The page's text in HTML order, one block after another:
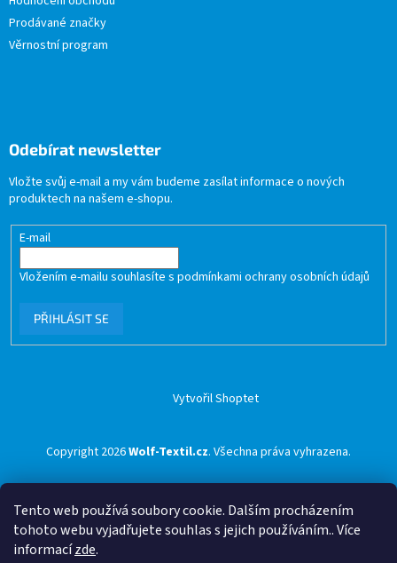
Tento web používá soubory cookie. Dalším procházením
tohoto webu vyjadřujete souhlas s jejich používáním.. Více
informacízde.
Prodávané značky
Věrnostní program
Odebírat newsletter
Vložte svůj e-mail a my vám budeme zasílat informace o nových
produktech na našem e-shopu.
E-mail
Vložením e-mailu souhlasíte s podmínkami ochrany osobních údajů
PŘIHLÁSIT SE
Vytvořil Shoptet
Copyright 2026Wolf-Textil.cz. Všechna práva vyhrazena.